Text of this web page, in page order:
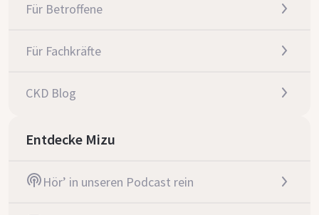
Für Betroffene
Für Fachkräfte
CKD Blog
Entdecke Mizu
Hör’ in unseren Podcast rein